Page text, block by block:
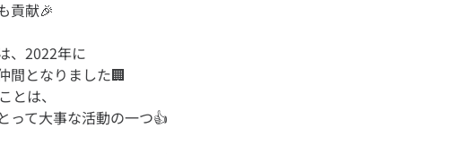
、2022年に
間となりました🏢
とは、
って大事な活動の一つ👍